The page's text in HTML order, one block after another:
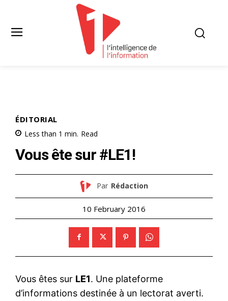
ÉDITORIAL
Less than 1 min. Read
Vous ête sur #LE1!
Par Rédaction
10 February 2016
Vous êtes sur LE1. Une plateforme
d’informations destinée à un lectorat averti.